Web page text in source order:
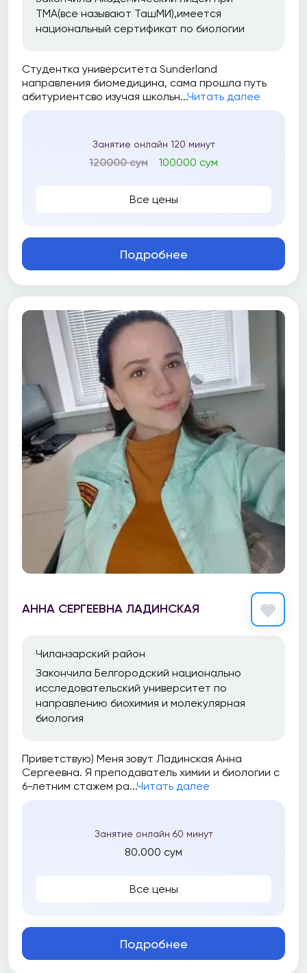
ТМА(все называют ТашМИ),имеется
национальный сертификат по биологии
Студентка университета Sunderland
направления биомедицина, сама прошла путь
абитуриентсво изучая школьн...Читать далее
Занятие онлайн 120 минут
120000 сум 100000 сум
Все цены
Подробнее
АННА СЕРГЕЕВНА ЛАДИНСКАЯ
Чиланзарский район
Закончила Белгородский национально
исследовательский университет по
направлению биохимия и молекулярная
биология
Приветствую) Меня зовут Ладинская Анна
Сергеевна. Я преподаватель химии и биологии с
6-летним стажем ра...Читать далее
Занятие онлайн 60 минут
80.000 сум
Все цены
Подробнее